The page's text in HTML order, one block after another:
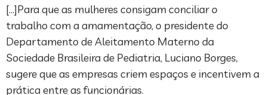
[…]Para que as mulheres consigam conciliar o
trabalho com a amamentação, o presidente do
Departamento de Aleitamento Materno da
Sociedade Brasileira de Pediatria, Luciano Borges,
sugere que as empresas criem espaços e incentivem a
prática entre as funcionárias.